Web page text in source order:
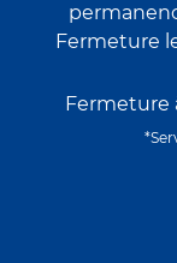
Fermeture
Fermeture